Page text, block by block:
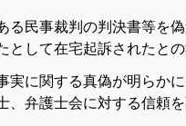
民事裁判の判決書等を
して在宅起訴されたとの
に関する真偽が明らか
、弁護士会に対する信頼